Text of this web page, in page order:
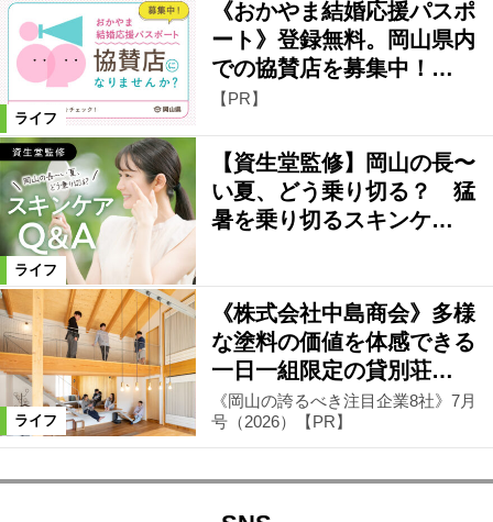
ライフ
《おかやま結婚応援パスポ
ート》登録無料。岡山県内
での協賛店を募集中！…
【PR】
ライフ
【資生堂監修】岡山の長〜
い夏、どう乗り切る？ 猛
暑を乗り切るスキンケ…
ライフ
《株式会社中島商会》多様
な塗料の価値を体感できる
一日一組限定の貸別荘…
《岡山の誇るべき注目企業8社》7月
号（2026）【PR】